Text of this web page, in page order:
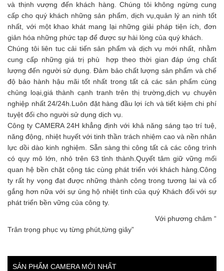
và thịnh vượng đến khách hàng. Chúng tôi không ngừng cung
cấp cho quý khách những sản phẩm, dịch vụ,quản lý an ninh tốt
nhất, với một khao khát mang lại những giải pháp tiện ích, đơn
giản hóa những phức tạp để được sự hài lòng của quý khách.
Chúng tôi liên tuc cải tiến sản phẩm và dịch vụ mới nhất, nhằm
cung cấp những giá trị phù hợp theo thời gian đáp ứng chất
lượng đến người sử dụng. Đảm bảo chất lượng sản phẩm và chế
độ bảo hành hậu mãi tốt nhất trong tất cả các sản phẩm cùng
chủng loại,giá thành cạnh tranh trên thị trường,dịch vụ chuyên
nghiệp nhất 24/24h.Luôn đặt hàng đầu lợi ích và tiết kiệm chi phí
tuyệt đối cho người sử dụng dịch vụ.
Công ty CAMERA 24H khẳng định với khả năng sáng tạo trí tuệ,
năng động, nhiệt huyết với tinh thần trách nhiệm cao và nền nhân
lực dồi dào kinh nghiệm. Sẵn sàng thi công tất cả các công trình
có quy mô lớn, nhỏ trên 63 tỉnh thành.Quyết tâm giữ vững mối
quan hệ bền chặt cộng tác cùng phát triển với khách hàng.Công
ty rất hy vọng đạt được những thành công trong tương lai và cố
gắng hơn nữa với sự ủng hộ nhiệt tình của quý Khách đối với sự
phát triển bền vững của công ty.
Với phương châm “
Trân trọng phục vụ từng phút,từng giây”
SẢN PHẨM CAMERA MỚI NHẤT